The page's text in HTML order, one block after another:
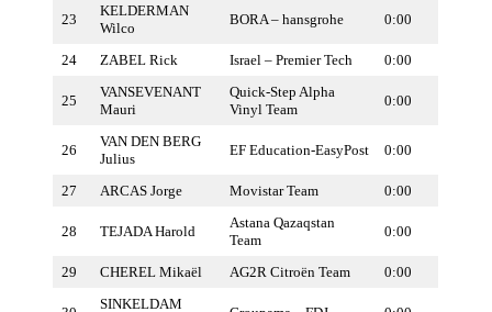
23
KELDERMAN
Wilco
BORA – hansgrohe 0:00
24 ZABEL Rick Israel – Premier Tech 0:00
25
VANSEVENANT
Mauri
Quick-Step Alpha
Vinyl Team
0:00
26
VAN DEN BERG
Julius
EF Education-EasyPost 0:00
27 ARCAS Jorge Movistar Team 0:00
28 TEJADA Harold
Astana Qazaqstan
Team
0:00
29 CHEREL Mikaël AG2R Citroën Team 0:00
SINKELDAM